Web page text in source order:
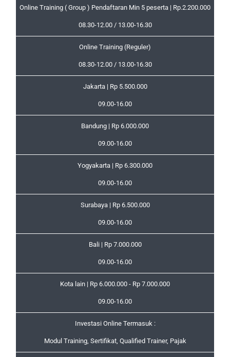
Online Training ( Group ) Pendaftaran Min 5 peserta | Rp.2.200.000
08.30-12.00 / 13.00-16.30
Online Training (Reguler)
08.30-12.00 / 13.00-16.30
Jakarta | Rp 5.500.000
09.00-16.00
Bandung | Rp 6.000.000
09.00-16.00
Yogyakarta | Rp 6.300.000
09.00-16.00
Surabaya | Rp 6.500.000
09.00-16.00
Bali | Rp 7.000.000
09.00-16.00
Kota lain | Rp 6.000.000 - Rp 7.000.000
09.00-16.00
Investasi Online Termasuk :
Modul Training, Sertifikat, Qualified Trainer, Pajak